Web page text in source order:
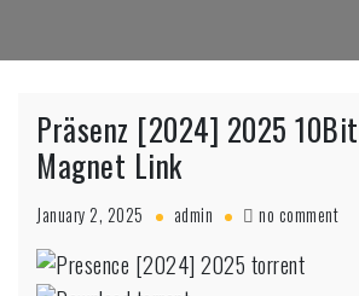
Präsenz [2024] 2025
Magnet Link
January 2, 2025 admin no commenton